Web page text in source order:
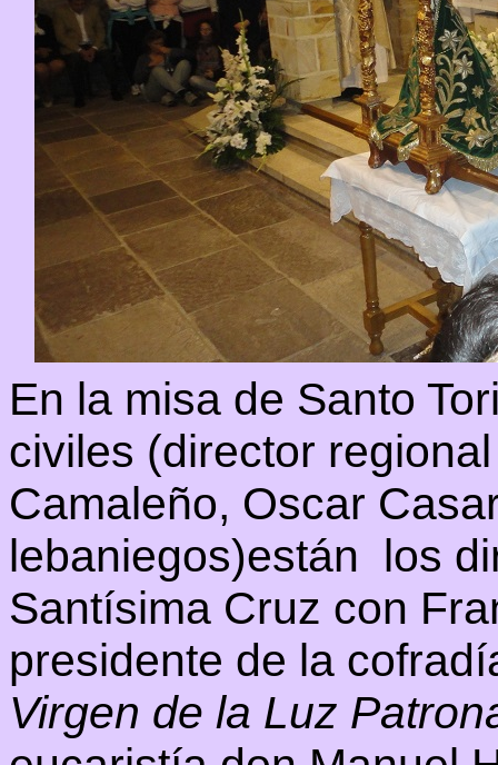
En la misa de Santo
civiles (director
Camaleño, Oscar
lebaniegos)están los
Santísima Cruz con
presidente de la
Virgen de la Luz